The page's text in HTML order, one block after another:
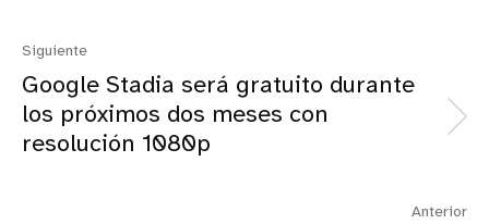
Siguiente
Google Stadia será gratuito durante
los próximos dos meses con
resolución 1080p
Anterior